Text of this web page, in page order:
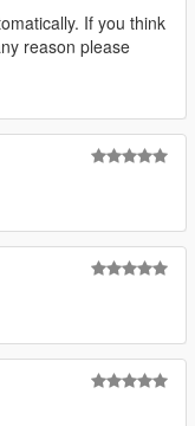
If you think
reason please